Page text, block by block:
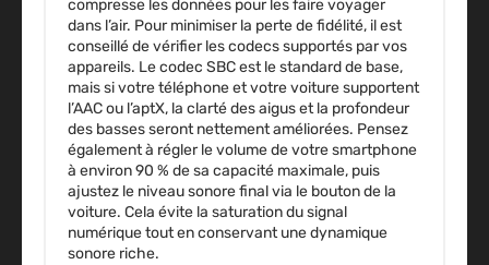
compresse les données pour les faire voyager
dans l’air. Pour minimiser la perte de fidélité, il est
conseillé de vérifier les codecs supportés par vos
appareils. Le codec SBC est le standard de base,
mais si votre téléphone et votre voiture supportent
l’AAC ou l’aptX, la clarté des aigus et la profondeur
des basses seront nettement améliorées. Pensez
également à régler le volume de votre smartphone
à environ 90 % de sa capacité maximale, puis
ajustez le niveau sonore final via le bouton de la
voiture. Cela évite la saturation du signal
numérique tout en conservant une dynamique
sonore riche.